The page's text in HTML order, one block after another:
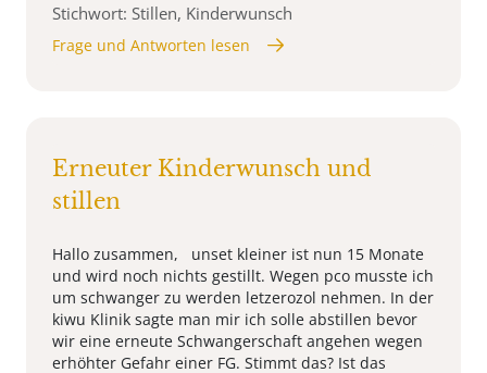
Stichwort: Stillen, Kinderwunsch
Frage und Antworten lesen
Erneuter Kinderwunsch und
stillen
Hallo zusammen, unset kleiner ist nun 15 Monate
und wird noch nichts gestillt. Wegen pco musste ich
um schwanger zu werden letzerozol nehmen. In der
kiwu Klinik sagte man mir ich solle abstillen bevor
wir eine erneute Schwangerschaft angehen wegen
erhöhter Gefahr einer FG. Stimmt das? Ist das